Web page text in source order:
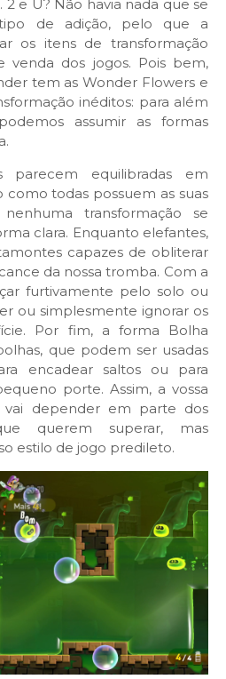
e U? Não havia nada que se
de adição, pelo que a
os itens de transformação
venda dos jogos. Pois bem,
tem as Wonder Flowers e
inéditos: para além
assumir as formas
parecem equilibradas em
todas possuem as suas
transformação se
clara. Enquanto elefantes,
capazes de obliterar
da nossa tromba. Com a
furtivamente pelo solo ou
ou simplesmente ignorar os
Por fim, a forma Bolha
que podem ser usadas
encadear saltos ou para
porte. Assim, a vossa
vai depender em parte dos
querem superar, mas
estilo de jogo predileto.